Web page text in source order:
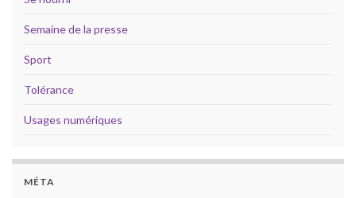
Semaine de la presse
Sport
Tolérance
Usages numériques
MÉTA